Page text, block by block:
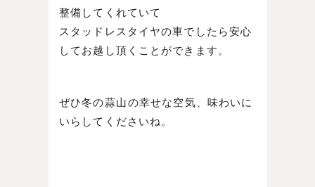
整備してくれていて
スタッドレスタイヤの車でしたら安心
してお越し頂くことができます。
ぜひ冬の蒜山の幸せな空気、味わいに
いらしてくださいね。